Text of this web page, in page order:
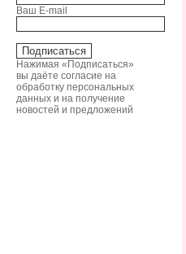
Ваш E-mail
Нажимая «Подписаться»
вы даёте согласие на
обработку персональных
данных и на получение
новостей и предложений